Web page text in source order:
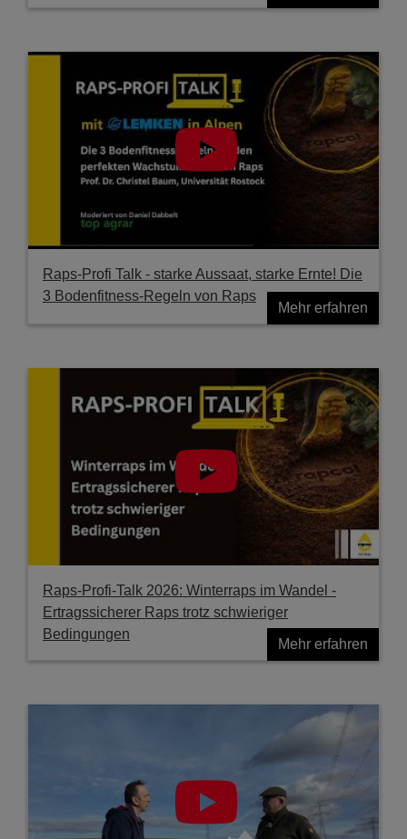
Raps-Profi Talk - starke Aussaat, starke Ernte! Die
3 Bodenfitness-Regeln von Raps
Mehr erfahren
Raps-Profi-Talk 2026: Winterraps im Wandel -
Ertragssicherer Raps trotz schwieriger
Bedingungen
Mehr erfahren